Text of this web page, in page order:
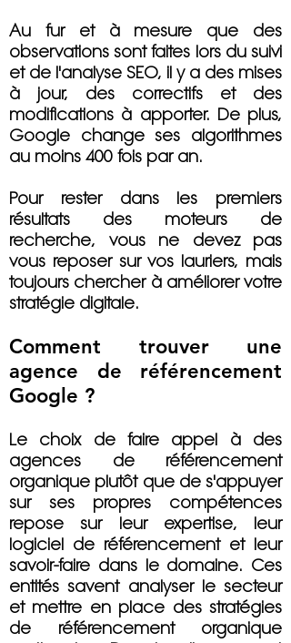
Au fur et à mesure que des
observations sont faites lors du suivi
et de l'analyse SEO, il y a des mises
à jour, des correctifs et des
modifications à apporter. De plus,
Google change ses algorithmes
au moins 400 fois par an.
Pour rester dans les premiers
résultats des moteurs de
recherche, vous ne devez pas
vous reposer sur vos lauriers, mais
toujours chercher à améliorer votre
stratégie digitale.
Comment trouver une
agence de référencement
Google ?
Le choix de faire appel à des
agences de référencement
organique plutôt que de s'appuyer
sur ses propres compétences
repose sur leur expertise, leur
logiciel de référencement et leur
savoir-faire dans le domaine. Ces
entités savent analyser le secteur
et mettre en place des stratégies
de référencement organique